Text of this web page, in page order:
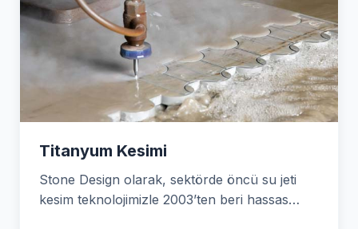
Titanyum Kesimi
Stone Design olarak, sektörde öncü su jeti
kesim teknolojimizle 2003’ten beri hassas